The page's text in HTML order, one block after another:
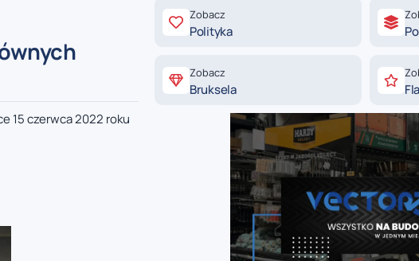
15 czerwca 2022 roku
Zobacz
Polityka
Zobacz
Bruksela